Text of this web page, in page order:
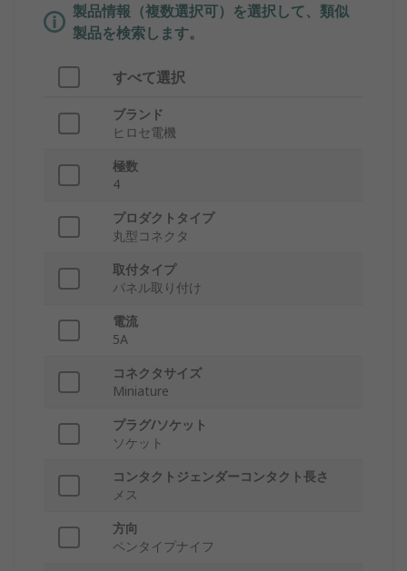
製品情報（複数選択可）を選択して、類似
製品を検索します。
すべて選択
ブランド
ヒロセ電機
極数
4
プロダクトタイプ
丸型コネクタ
取付タイプ
パネル取り付け
電流
5A
コネクタサイズ
Miniature
プラグ/ソケット
ソケット
コンタクトジェンダーコンタクト長さ
メス
方向
ペンタイプナイフ